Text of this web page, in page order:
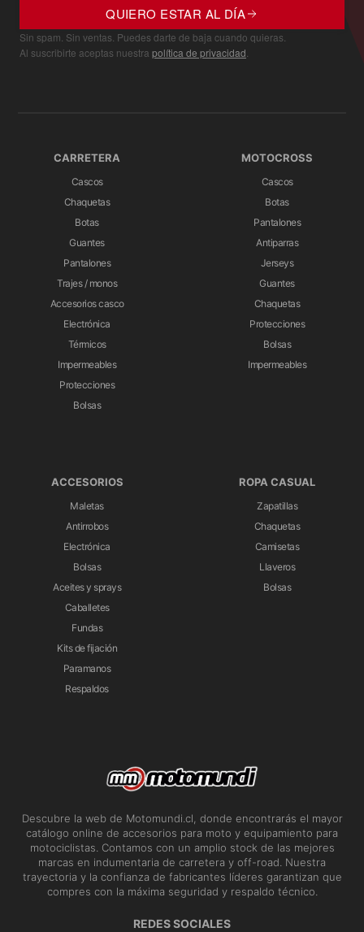
Mecanismo patentado Extra Quick Release System
QUIERO ESTAR AL DÍA
Sin spam. Sin ventas. Puedes darte de baja cuando quieras.
Al suscribirte aceptas nuestra política de privacidad.
CARRETERA
Cascos
Chaquetas
Botas
Guantes
Pantalones
Trajes / monos
Accesorios casco
Electrónica
Térmicos
Impermeables
Protecciones
Bolsas
MOTOCROSS
Cascos
Botas
Pantalones
Antiparras
Jerseys
Guantes
Chaquetas
Protecciones
Bolsas
Impermeables
ACCESORIOS
Maletas
Antirrobos
Electrónica
Bolsas
Aceites y sprays
Caballetes
Fundas
Kits de fijación
Paramanos
Respaldos
ROPA CASUAL
Zapatillas
Chaquetas
Camisetas
Llaveros
Bolsas
Descubre la web de Motomundi.cl, donde encontrarás el mayor
catálogo online de accesorios para moto y equipamiento para
motociclistas. Contamos con un amplio stock de las mejores
marcas en indumentaria de carretera y off-road. Nuestra
trayectoria y la confianza de fabricantes líderes garantizan que
compres con la máxima seguridad y respaldo técnico.
REDES SOCIALES